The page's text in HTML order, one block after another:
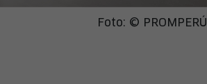
Foto: © PROMPERÚ